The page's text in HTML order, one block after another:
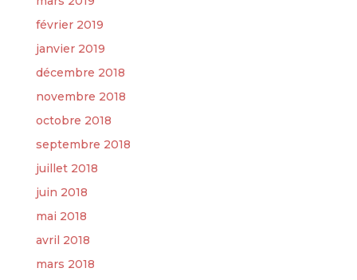
février 2019
janvier 2019
décembre 2018
novembre 2018
octobre 2018
septembre 2018
juillet 2018
juin 2018
mai 2018
avril 2018
mars 2018